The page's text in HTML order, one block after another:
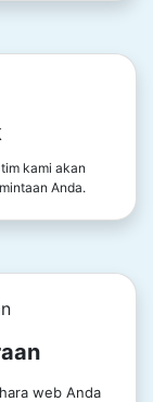
kami akan
Anda.
web Anda